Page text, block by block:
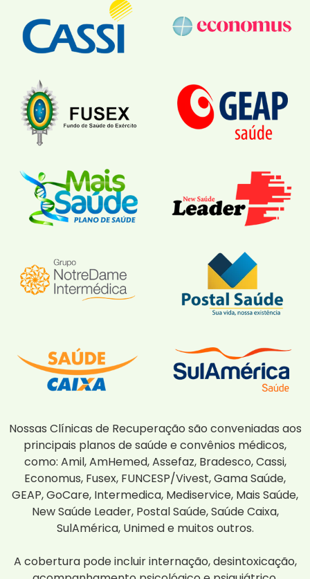
Nossas Clínicas de Recuperação são conveniadas aos
principais planos de saúde e convênios médicos,
como: Amil, AmHemed, Assefaz, Bradesco, Cassi,
Economus, Fusex, FUNCESP/Vivest, Gama Saúde,
GEAP, GoCare, Intermedica, Mediservice, Mais Saúde,
New Saúde Leader, Postal Saúde, Saúde Caixa,
SulAmérica, Unimed e muitos outros.
A cobertura pode incluir internação, desintoxicação,